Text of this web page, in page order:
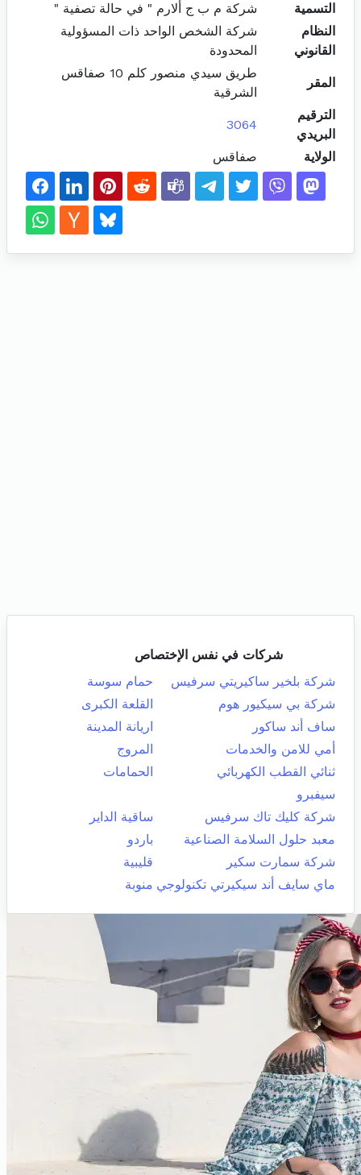
التسمية
شركة م ب ج ألارم " في حالة تصفية "
النظام
القانوني
شركة الشخص الواحد ذات المسؤولية
المحدودة
المقر
طريق سيدي منصور كلم 10 صفاقس
الشرقية
الترقيم
البريدي
3064
الولاية صفاقس
شركات في نفس الإختصاص
شركة بلخير ساكيريتي سرفيس
حمام سوسة
شركة بي سيكيور هوم
القلعة الكبرى
ساف أند ساكور
اريانة المدينة
أمي للامن والخدمات
المروج
ثنائي القطب الكهربائي
الحمامات
سيفبرو
شركة كليك تاك سرفيس
ساقية الداير
معبد حلول السلامة الصناعية
باردو
شركة سمارت سكير
قليبية
ماي سايف أند سيكيرتي تكنولوجي منوبة